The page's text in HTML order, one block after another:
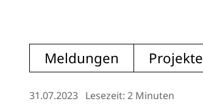
Meldungen Projekte
31.07.2023 Lesezeit: 2 Minuten